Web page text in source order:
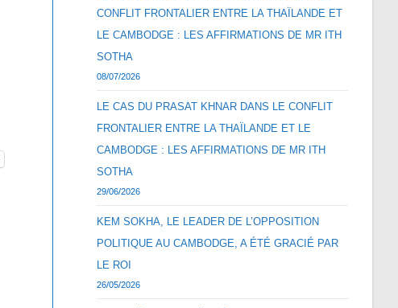
CONFLIT FRONTALIER ENTRE LA THAÏLANDE ET
LE CAMBODGE : LES AFFIRMATIONS DE MR ITH
SOTHA
08/07/2026
LE CAS DU PRASAT KHNAR DANS LE CONFLIT
FRONTALIER ENTRE LA THAÏLANDE ET LE
CAMBODGE : LES AFFIRMATIONS DE MR ITH
SOTHA
29/06/2026
KEM SOKHA, LE LEADER DE L’OPPOSITION
POLITIQUE AU CAMBODGE, A ÉTÉ GRACIÉ PAR
LE ROI
26/05/2026